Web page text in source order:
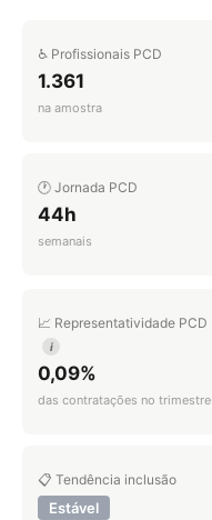
♿ Profissionais PCD
1.361
na amostra
🕐 Jornada PCD
44h
semanais
📈 Representatividade PCD
i
0,09%
das contratações no trimestre
📋 Tendência inclusão
Estável